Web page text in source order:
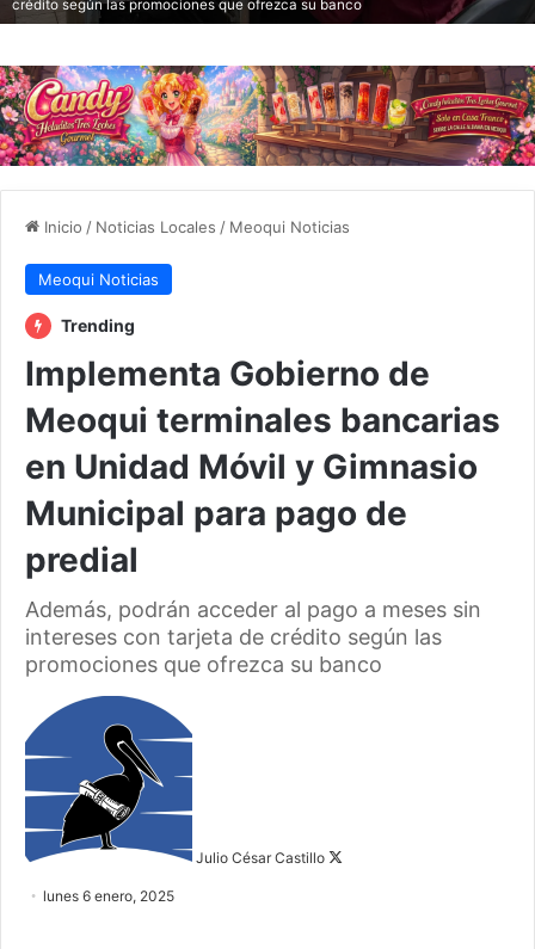
crédito según las promociones que ofrezca su banco
Inicio / Noticias Locales / Meoqui Noticias
Meoqui Noticias
Trending
Implementa Gobierno de
Meoqui terminales bancarias
en Unidad Móvil y Gimnasio
Municipal para pago de
predial
Además, podrán acceder al pago a meses sin
intereses con tarjeta de crédito según las
promociones que ofrezca su banco
Julio César Castillo
lunes 6 enero, 2025